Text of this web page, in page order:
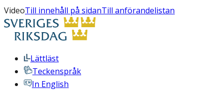
VideoTill innehåll på sidanTill anförandelistan
Lättläst
Teckenspråk
In English